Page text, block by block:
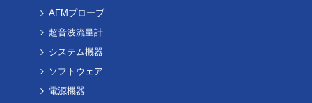
AFMプローブ
超音波流量計
システム機器
ソフトウェア
電源機器